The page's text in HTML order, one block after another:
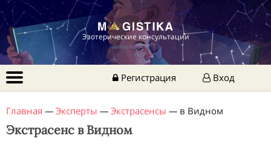
Эзотерические консультации
Регистрация Вход
Главная — Эксперты — Экстрасенсы — в Видном
Экстрасенс в Видном